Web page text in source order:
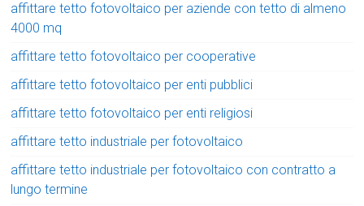
affittare tetto fotovoltaico per aziende con tetto di almeno
4000 mq
affittare tetto fotovoltaico per cooperative
affittare tetto fotovoltaico per enti pubblici
affittare tetto fotovoltaico per enti religiosi
affittare tetto industriale per fotovoltaico
affittare tetto industriale per fotovoltaico con contratto a
lungo termine